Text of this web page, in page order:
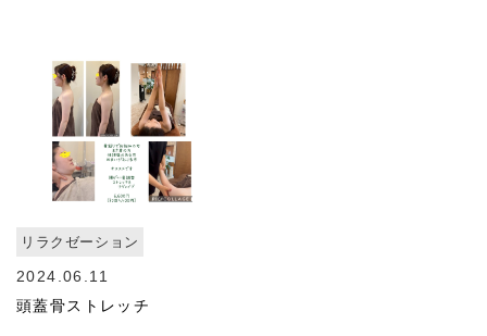
リラクゼーション
2024.06.11
頭蓋骨ストレッチ